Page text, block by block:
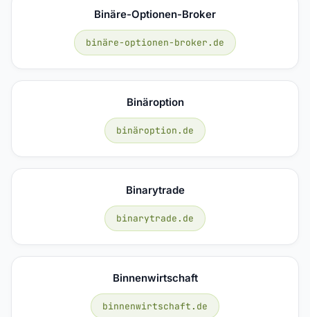
Binäre-Optionen-Broker
binäre-optionen-broker.de
Binäroption
binäroption.de
Binarytrade
binarytrade.de
Binnenwirtschaft
binnenwirtschaft.de